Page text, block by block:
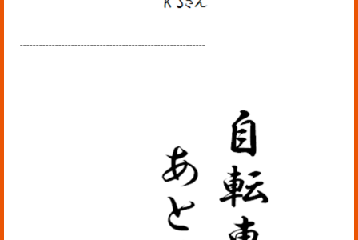
----------------------------------------------------------